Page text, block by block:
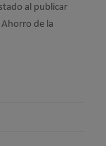
al publicar
de la